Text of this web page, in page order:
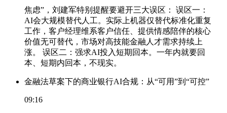
焦虑”，刘建军特别提醒要避开三大误区： 误区一：
AI会大规模替代人工。实际上机器仅替代标准化重复
工作，客户经理维系客户信任、提供情感陪伴的核心
价值无可替代，市场对高技能金融人才需求持续上
涨。 误区二：强求AI投入短期回本。一年内就要回
本、短期内回本，不现实。
金融法草案下的商业银行AI合规：从“可用”到“可控”
09:16